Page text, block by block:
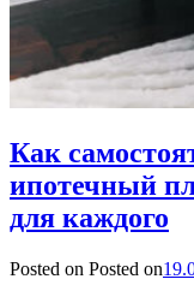
Как
ипотечный
для каждого
Posted on Posted on